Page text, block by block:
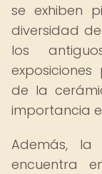
se exhiben
diversidad
los
de la
importancia
Además,
encuentra